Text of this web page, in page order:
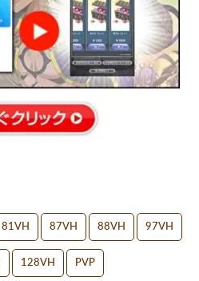
81VH 87VH 88VH 97VH
128VH PVP